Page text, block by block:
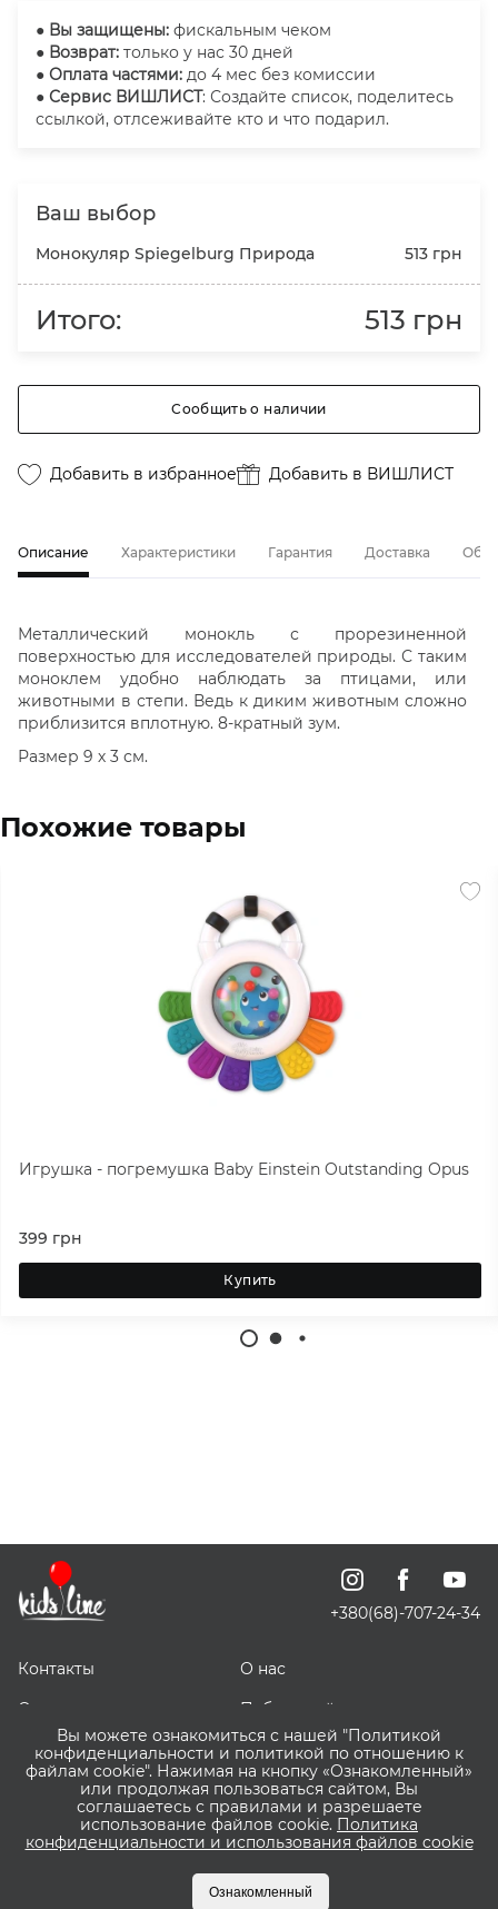
● Вы защищены: фискальным чеком
● Возврат: только у нас 30 дней
● Оплата частями: до 4 мес без комиссии
● Сервис ВИШЛИСТ: Создайте список, поделитесь
ссылкой, отлсеживайте кто и что подарил.
Ваш выбор
Монокуляр Spiegelburg Природа 513 грн
Итого: 513 грн
Сообщить о наличии
Добавить в избранное Добавить в ВИШЛИСТ
Описание Характеристики Гарантия Доставка
Металлический монокль с прорезиненной
поверхностью для исследователей природы. С таким
моноклем удобно наблюдать за птицами, или
животными в степи. Ведь к диким животным сложно
приблизится вплотную. 8-кратный зум.
Размер 9 х 3 см.
Похожие товары
Игрушка - погремушка Baby Einstein Outstanding Opus
399 грн
Купить
+380(68)-707-24-34
Контакты
О нас
Отзывы о нас
Публичный договор
СКИДОЧКИ
Доставка, оплата и
возврат
Оптовым покупателям
Сервис ВИШЛИСТ ВАУ
Что такое Пакунок
Бонусная программа
Kidsline
Вы можете ознакомиться с нашей "Политикой
конфиденциальности и политикой по отношению к
файлам cookie". Нажимая на кнопку «Ознакомленный»
или продолжая пользоваться сайтом, Вы
соглашаетесь с правилами и разрешаете
использование файлов cookie. Политика
конфиденциальности и использования файлов cookie
Ознакомленный